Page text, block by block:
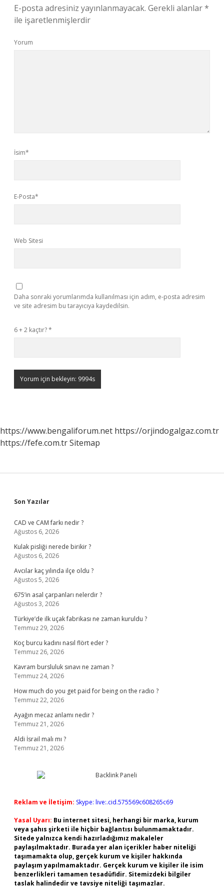
E-posta adresiniz yayınlanmayacak. Gerekli alanlar*
ile işaretlenmişlerdir
Yorum
İsim*
E-Posta*
Web Sitesi
Daha sonraki yorumlarımda kullanılması için adım, e-posta adresim
ve site adresim bu tarayıcıya kaydedilsin.
6 + 2 kaçtır?*
https://www.bengaliforum.net https://orjindogalgaz.com.tr
https://fefe.com.trSitemap
Sidebar
Son Yazılar
CAD ve CAM farkı nedir ?
Ağustos 6, 2026
Kulak pisliği nerede birikir ?
Ağustos 6, 2026
Avcılar kaç yılında ilçe oldu ?
Ağustos 5, 2026
675’in asal çarpanları nelerdir ?
Ağustos 3, 2026
Türkiye’de ilk uçak fabrikası ne zaman kuruldu ?
Temmuz 29, 2026
Koç burcu kadını nasıl flört eder ?
Temmuz 26, 2026
Kavram bursluluk sınavı ne zaman ?
Temmuz 24, 2026
How much do you get paid for being on the radio ?
Temmuz 22, 2026
Ayağın mecaz anlamı nedir ?
Temmuz 21, 2026
Aldi İsrail malı mı ?
Temmuz 21, 2026
Reklam ve İletişim: Skype: live:.cid.575569c608265c69
Yasal Uyarı: Bu internet sitesi, herhangi bir marka, kurum
veya şahıs şirketi ile hiçbir bağlantısı bulunmamaktadır.
Sitede yalnızca kendi hazırladığımız makaleler
paylaşılmaktadır. Burada yer alan içerikler haber niteliği
taşımamakta olup, gerçek kurum ve kişiler hakkında
paylaşım yapılmamaktadır. Gerçek kurum ve kişiler ile isim
benzerlikleri tamamen tesadüfidir. Sitemizdeki bilgiler
taslak halindedir ve tavsiye niteliği taşımazlar.